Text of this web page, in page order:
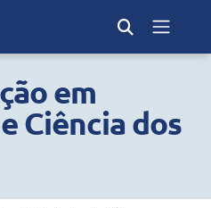
em
Ciência dos